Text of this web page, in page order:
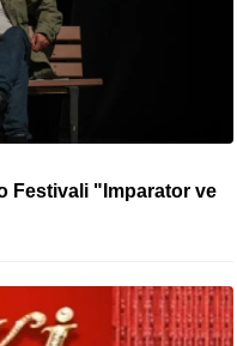
Festivali "İmparator ve